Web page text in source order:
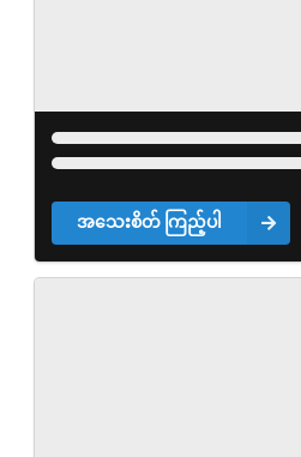
အသေးစိတ် ကြည့်ပါ